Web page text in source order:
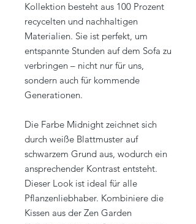
Kollektion besteht aus 100 Prozent
recycelten und nachhaltigen
Materialien. Sie ist perfekt, um
entspannte Stunden auf dem Sofa zu
verbringen – nicht nur für uns,
sondern auch für kommende
Generationen.
Die Farbe Midnight zeichnet sich
durch weiße Blattmuster auf
schwarzem Grund aus, wodurch ein
ansprechender Kontrast entsteht.
Dieser Look ist ideal für alle
Pflanzenliebhaber. Kombiniere die
Kissen aus der Zen Garden